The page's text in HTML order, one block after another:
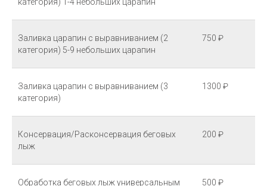
Заливка царапин с выравниванием (2
категория) 5-9 небольших царапин
750 ₽
Заливка царапин с выравниванием (3
категория)
1300 ₽
Консервация/Расконсервация беговых
лыж
200 ₽
Обработка беговых лыж универсальным
500 ₽